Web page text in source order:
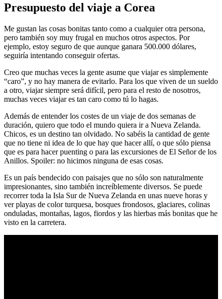
Presupuesto del viaje a Corea
Me gustan las cosas bonitas tanto como a cualquier otra persona,
pero también soy muy frugal en muchos otros aspectos. Por
ejemplo, estoy seguro de que aunque ganara 500.000 dólares,
seguiría intentando conseguir ofertas.
Creo que muchas veces la gente asume que viajar es simplemente
“caro”, y no hay manera de evitarlo. Para los que viven de un sueldo
a otro, viajar siempre será difícil, pero para el resto de nosotros,
muchas veces viajar es tan caro como tú lo hagas.
Además de entender los costes de un viaje de dos semanas de
duración, quiero que todo el mundo quiera ir a Nueva Zelanda.
Chicos, es un destino tan olvidado. No sabéis la cantidad de gente
que no tiene ni idea de lo que hay que hacer allí, o que sólo piensa
que es para hacer puenting o para las excursiones de El Señor de los
Anillos. Spoiler: no hicimos ninguna de esas cosas.
Es un país bendecido con paisajes que no sólo son naturalmente
impresionantes, sino también increíblemente diversos. Se puede
recorrer toda la Isla Sur de Nueva Zelanda en unas nueve horas y
ver playas de color turquesa, bosques frondosos, glaciares, colinas
onduladas, montañas, lagos, fiordos y las hierbas más bonitas que he
visto en la carretera.